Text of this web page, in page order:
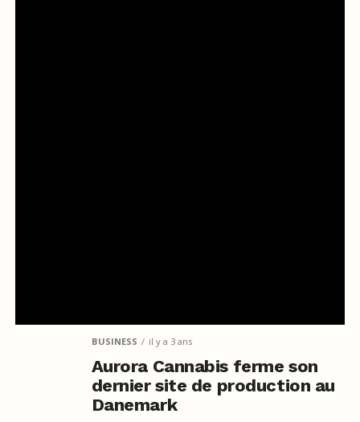
BUSINESS il y a 3 ans
Aurora Cannabis ferme son
dernier site de production au
Danemark